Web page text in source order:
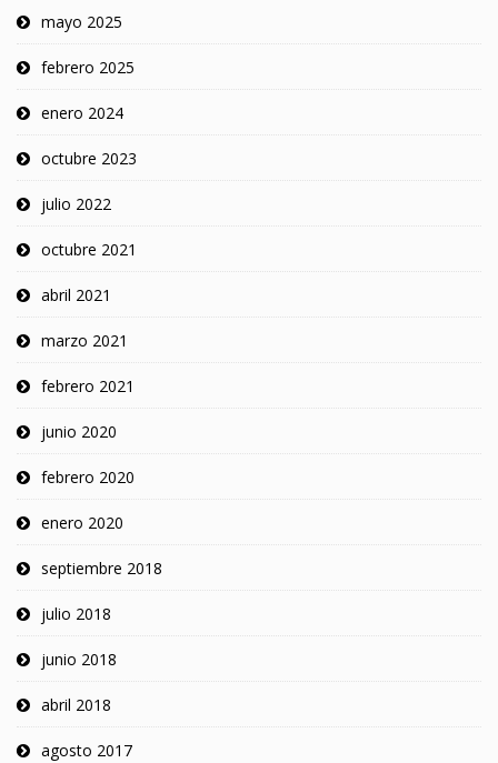
mayo 2025
febrero 2025
enero 2024
octubre 2023
julio 2022
octubre 2021
abril 2021
marzo 2021
febrero 2021
junio 2020
febrero 2020
enero 2020
septiembre 2018
julio 2018
junio 2018
abril 2018
agosto 2017